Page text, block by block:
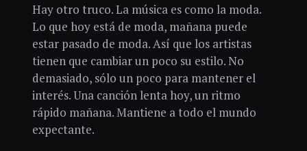
Hay otro truco. La música es como la moda.
Lo que hoy está de moda, mañana puede
estar pasado de moda. Así que los artistas
tienen que cambiar un poco su estilo. No
demasiado, sólo un poco para mantener el
interés. Una canción lenta hoy, un ritmo
rápido mañana. Mantiene a todo el mundo
expectante.